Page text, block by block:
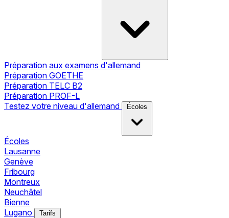
Préparation aux examens d'allemand
Préparation GOETHE
Préparation TELC B2
Préparation PROF-L
Testez votre niveau d'allemand
Écoles
Écoles
Lausanne
Genève
Fribourg
Montreux
Neuchâtel
Bienne
Lugano
Tarifs